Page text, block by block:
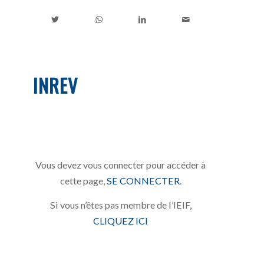
INREV
Vous devez vous connecter pour accéder à
cette page,SE CONNECTER.
Si vous n’êtes pas membre de l’IEIF,
CLIQUEZ ICI